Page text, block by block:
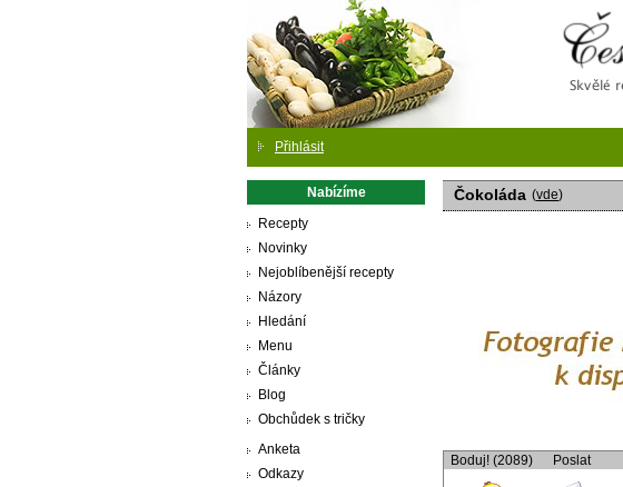
Přihlásit
Nabízíme
Recepty
Novinky
Nejoblíbenější recepty
Názory
Hledání
Menu
Články
Blog
Obchůdek s tričky
Anketa
Odkazy
Čokoláda (vde)
Boduj! (2089) Poslat